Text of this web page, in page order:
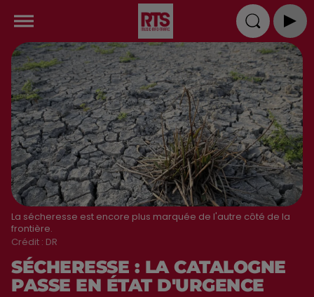
La sécheresse est encore plus marquée de l'autre côté de la
frontière.
Crédit : DR
SÉCHERESSE : LA CATALOGNE
PASSE EN ÉTAT D'URGENCE